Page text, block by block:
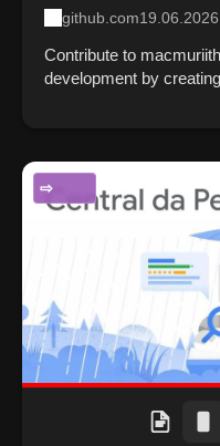
github.com
Contribute to
development by
CIÊNCIA